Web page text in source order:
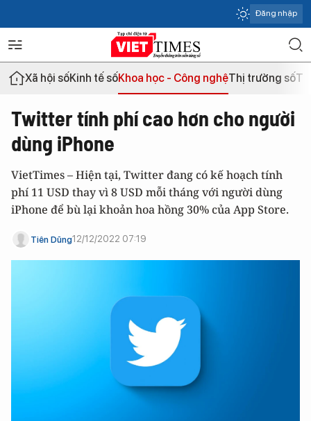
Đăng nhập
Xã hội sốKinh tế sốKhoa học - Công nghệThị trường số
Twitter tính phí cao hơn cho người
dùng iPhone
VietTimes – Hiện tại, Twitter đang có kế hoạch tính
phí 11 USD thay vì 8 USD mỗi tháng với người dùng
iPhone để bù lại khoản hoa hồng 30% của App Store.
Tiên Dũng12/12/2022 07:19